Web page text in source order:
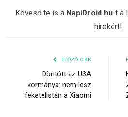
Kövesd te is a NapiDroid.hu-t a
hírekért!
ELŐZŐ CIKK
Döntött az USA
kormánya: nem lesz
feketelistán a Xiaomi